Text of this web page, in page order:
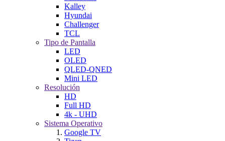
Kalley
Hyundai
Challenger
TCL
Tipo de Pantalla
LED
OLED
QLED-QNED
Mini LED
Resolución
HD
Full HD
4k - UHD
Sistema Operativo
Google TV